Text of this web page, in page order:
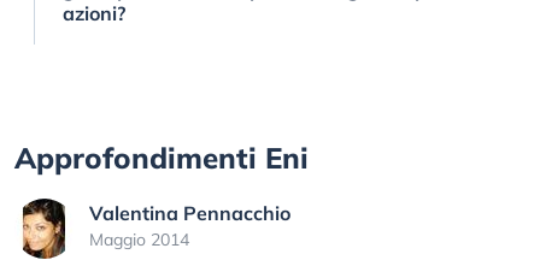
azioni?
Approfondimenti Eni
Valentina Pennacchio
Maggio 2014